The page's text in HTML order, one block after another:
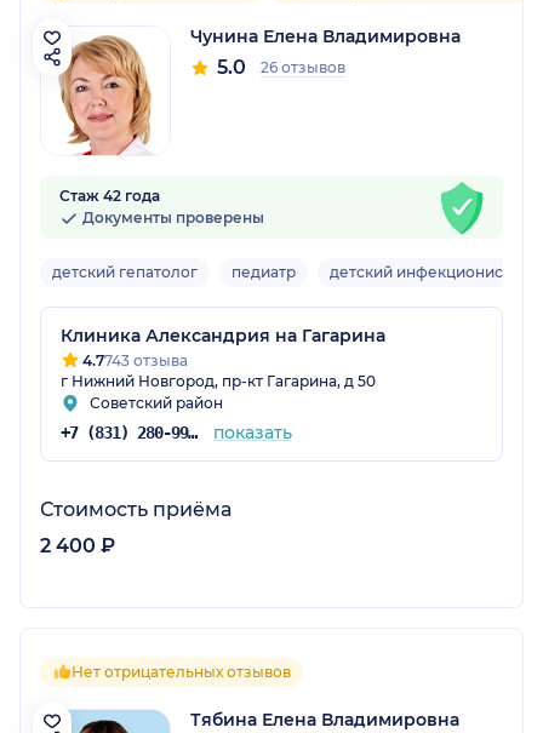
Чунина Елена Владимировна
5.0 26 отзывов
Стаж 42 года
Документы проверены
детский гепатолог педиатр детский инфекционист
Клиника Александрия на Гагарина
4.7743 отзыва
г Нижний Новгород, пр-кт Гагарина, д 50
Советский район
+7 (831) 280-99-01 показать
Стоимость приёма
2 400 ₽
Нет отрицательных отзывов
Тябина Елена Владимировна